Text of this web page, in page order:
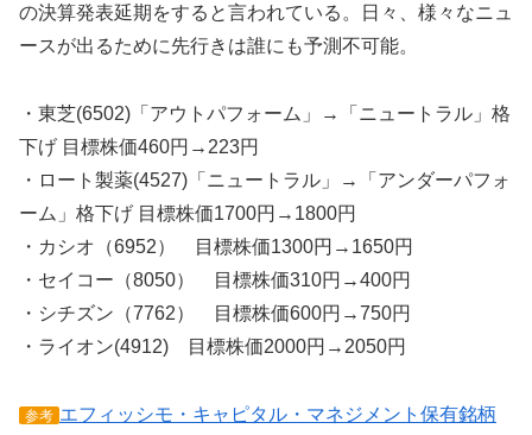
の決算発表延期をすると言われている。日々、様々なニュ
ースが出るために先行きは誰にも予測不可能。
・東芝(6502)「アウトパフォーム」→「ニュートラル」格
下げ 目標株価460円→223円
・ロート製薬(4527)「ニュートラル」→「アンダーパフォ
ーム」格下げ 目標株価1700円→1800円
・カシオ（6952） 目標株価1300円→1650円
・セイコー（8050） 目標株価310円→400円
・シチズン（7762） 目標株価600円→750円
・ライオン(4912) 目標株価2000円→2050円
参考 エフィッシモ・キャピタル・マネジメント保有銘柄